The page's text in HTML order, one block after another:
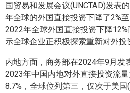
国贸易和发展会议(UNCTAD)发表
年全球的外国直接投资下降了2%
2022年全球外国直接投资下降
示全球企业正积极探索重新对外投
内地方面，商务部在2024年9月发
2023年中国内地对外直接投资流
8.7%，全球位列第三，仅次于美